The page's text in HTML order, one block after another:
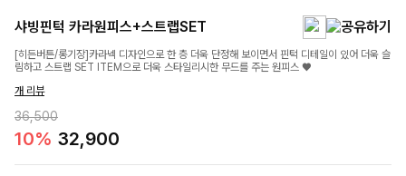
샤빙핀턱 카라원피스+스트랩SET
[히든버튼/롱기장]카라넥 디자인으로 한 층 더욱 단정해 보이면서 핀턱 디테일이 있어 더욱 슬
림하고 스트랩 SET ITEM으로 더욱 스타일리시한 무드를 주는 원피스 ♥
개 리뷰
36,500
10% 32,900